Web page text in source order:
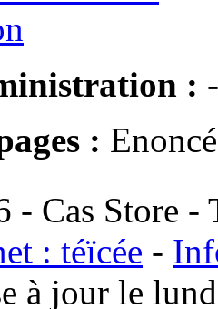
: -
:
- Cas Store -
: téïcée -
à jour le